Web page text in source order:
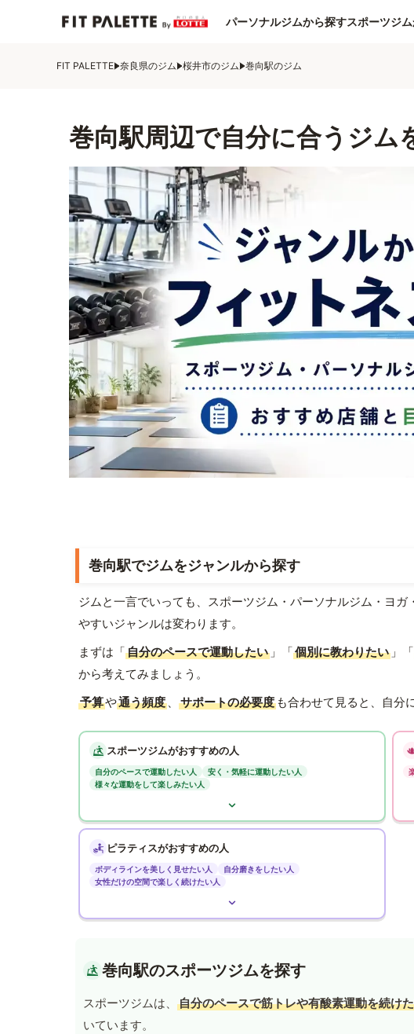
パーソナルジムから探すスポーツジ
FIT PALETTE 奈良県のジム 桜井市のジム 巻向駅のジム
巻向駅周辺で自分に合うジム
巻向駅でジムをジャンルから探す
ジムと一言でいっても、スポーツジム・パーソナルジム・ヨ
やすいジャンルは変わります。
まずは「自分のペースで運動したい 」「個別に教わりたい 」「
から考えてみましょう。
予算や通う頻度 、 サポートの必要度 も合わせて見ると、自分
スポーツジムがおすすめの人
自分のペースで運動したい人
安く・気軽に運動したい人
様々な運動をして楽しみたい人
ピラティスがおすすめの人
ボディラインを美しく見せたい人
自分磨きをしたい人
女性だけの空間で楽しく続けたい人
巻向駅のスポーツジムを探す
スポーツジムは、 自分のペースで筋トレや有酸素運動を続け
いています。